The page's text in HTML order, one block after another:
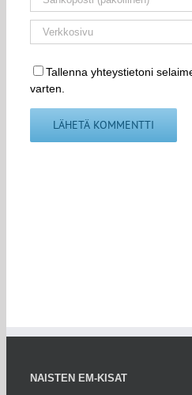
Tallenna yhteystietoni
varten.
NAISTEN EM-KISAT